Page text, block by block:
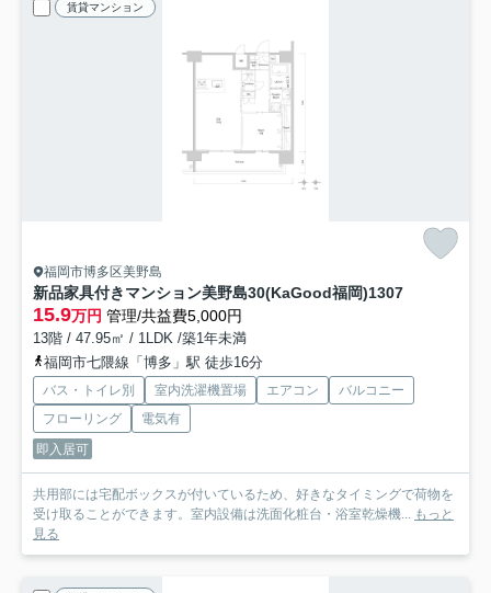
賃貸マンション
福岡市博多区美野島
新品家具付きマンション美野島30(KaGood福岡)1307
15.9万円 管理/共益費5,000円
13階 / 47.95㎡ / 1LDK /築1年未満
福岡市七隈線「博多」駅 徒歩16分
バス・トイレ別 室内洗濯機置場 エアコン
バルコニー
フローリング
電気有
即入居可
共用部には宅配ボックスが付いているため、好きなタイミングで荷物を
受け取ることができます。室内設備は洗面化粧台・浴室乾燥機... もっと
見る